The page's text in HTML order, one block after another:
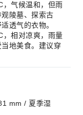
气候温和，但雨
陵墓、探索古
透气的衣物。
相对凉爽，雨量
地美食。建议穿
mm / 夏季湿